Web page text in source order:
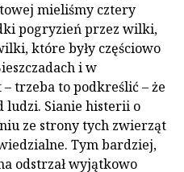
mieliśmy cztery
pogryzień przez wilki,
które były częściowo
i w
trzeba to podkreślić – że
ludzi. Sianie histerii o
ze strony tych zwierząt
Tym bardziej,
odstrzał wyjątkowo